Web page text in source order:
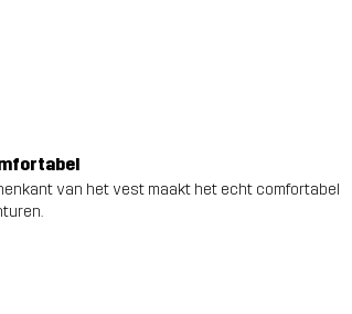
van het vest maakt het echt comfortabel